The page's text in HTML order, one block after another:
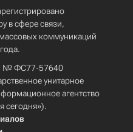
в сфере связи,
коммуникаций
№ ФС77-57640
унитарное
агентство
сегодня»).